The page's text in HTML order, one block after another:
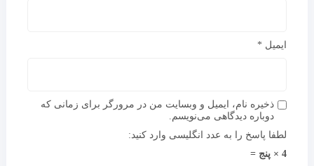
ایمیل *
ذخیره نام، ایمیل و وبسایت من در مرورگر برای زمانی که
دوباره دیدگاهی می‌نویسم.
لطفا پاسخ را به عدد انگلیسی وارد کنید:
4 × پنج =